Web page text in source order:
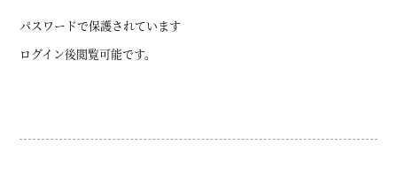
パスワードで保護されています
ログイン後閲覧可能です。